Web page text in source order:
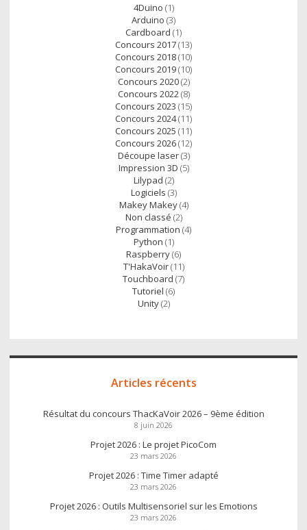
4Duino (1)
Arduino (3)
Cardboard (1)
Concours 2017(13)
Concours 2018(10)
Concours 2019(10)
Concours 2020(2)
Concours 2022(8)
Concours 2023 (15)
Concours 2024(11)
Concours 2025 (11)
Concours 2026(12)
Découpe laser(3)
Impression 3D (5)
Lilypad (2)
Logiciels (3)
Makey Makey(4)
Non classé (2)
Programmation (4)
Python (1)
Raspberry(6)
T'HakaVoir(11)
Touchboard (7)
Tutoriel (6)
Unity(2)
Articles récents
Résultat du concours ThacKaVoir 2026 – 9ème édition
8 juin 2026
Projet 2026 : Le projet PicoCom
23 mars 2026
Projet 2026 : Time Timer adapté
23 mars 2026
Projet 2026 : Outils Multisensoriel sur les Emotions
23 mars 2026